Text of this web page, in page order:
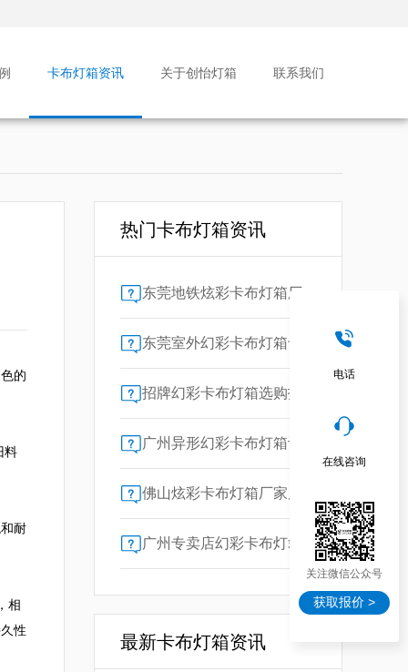
卡布灯箱资讯 关于创怡灯箱 联系我们
的
料
耐
相
性
热门卡布灯箱资讯
广州专卖店幻彩卡布灯箱选购指南：一位广告总监的售后保障启示录
最新卡布灯箱资讯
电话
在线咨询
关注微信公众号
获取报价 >